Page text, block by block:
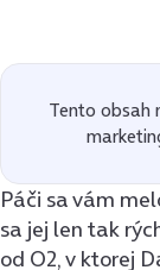
Tento obsah
Páči sa vám
sa jej len tak
od O2, v ktorej